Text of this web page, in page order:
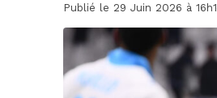
Publié le 29 Juin 2026 à